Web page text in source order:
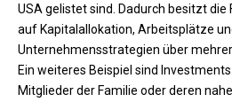
USA gelistet sind. Dadurch besitzt die
auf Kapitalallokation, Arbeitsplätze
Unternehmensstrategien über
Ein weiteres Beispiel sind
Mitglieder der Familie oder deren